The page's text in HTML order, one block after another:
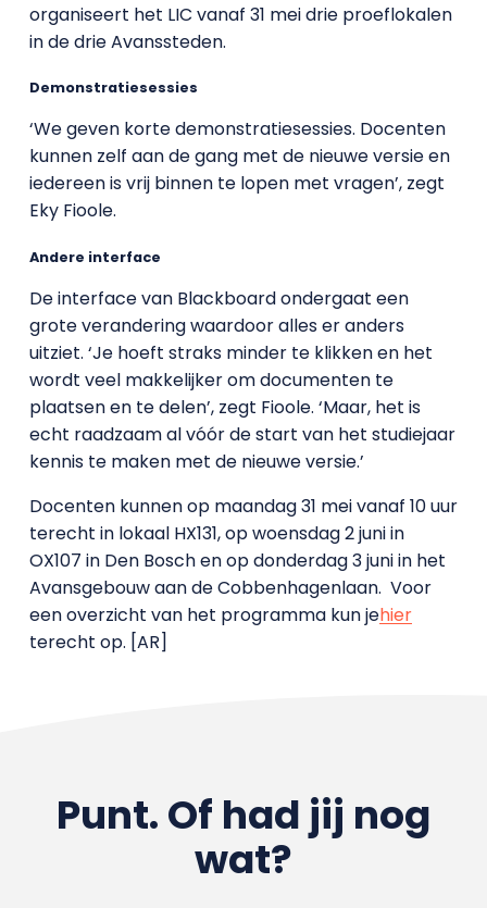
organiseert het LIC vanaf 31 mei drie proeflokalen
in de drie Avanssteden.
Demonstratiesessies
‘We geven korte demonstratiesessies. Docenten
kunnen zelf aan de gang met de nieuwe versie en
iedereen is vrij binnen te lopen met vragen’, zegt
Eky Fioole.
Andere interface
De interface van Blackboard ondergaat een
grote verandering waardoor alles er anders
uitziet. ‘Je hoeft straks minder te klikken en het
wordt veel makkelijker om documenten te
plaatsen en te delen’, zegt Fioole. ‘Maar, het is
echt raadzaam al vóór de start van het studiejaar
kennis te maken met de nieuwe versie.’
Docenten kunnen op maandag 31 mei vanaf 10 uur
terecht in lokaal HX131, op woensdag 2 juni in
OX107 in Den Bosch en op donderdag 3 juni in het
Avansgebouw aan de Cobbenhagenlaan. Voor
een overzicht van het programma kun jehier
terecht op. [AR]
Punt. Of had jij nog
wat?